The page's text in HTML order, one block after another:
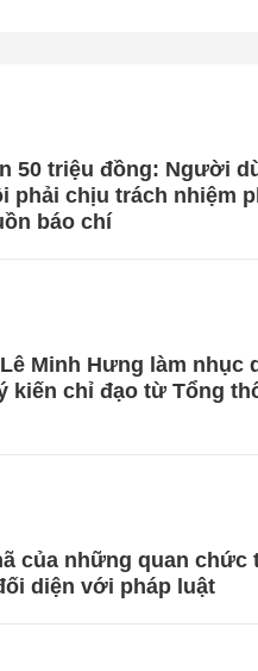
50 triệu đồng: Người
phải chịu trách nhiệm
báo chí
Minh Hưng làm nhục
kiến chỉ đạo từ Tổng
của những quan chức
diện với pháp luật